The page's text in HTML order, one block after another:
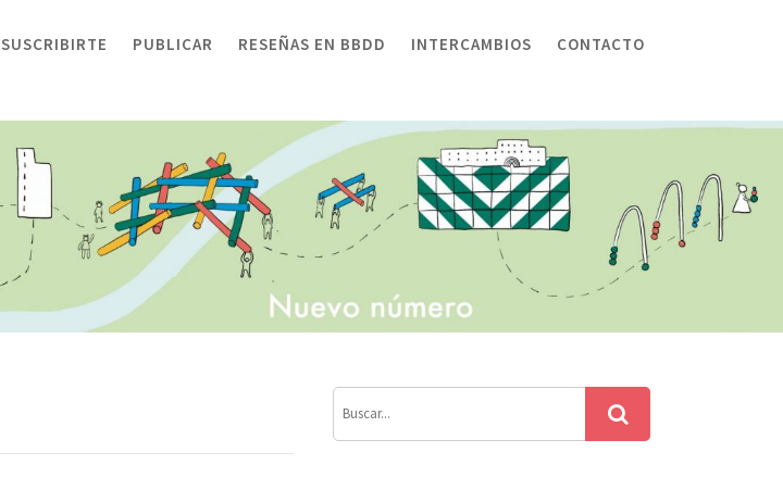
SUSCRIBIRTE PUBLICAR RESEÑAS EN BBDD INTERCAMBIOS CONTACTO